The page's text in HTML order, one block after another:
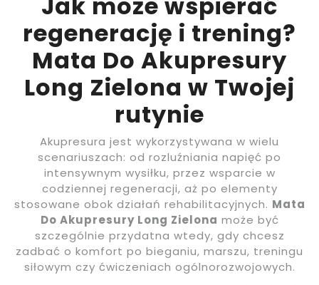
regenerację i trening?
Mata Do Akupresury
Long Zielona w Twojej
rutynie
Akupresura jest wykorzystywana w wielu
scenariuszach: od rozluźniania napięć po
intensywnym wysiłku, przez wsparcie w
codziennej regeneracji, aż po elementy
stosowane obok działań rehabilitacyjnych. Mata
Do Akupresury Long Zielona może być
szczególnie przydatna wtedy, gdy chcesz
zadbać o komfort po bieganiu, marszu, treningu
siłowym czy ćwiczeniach ogólnorozwojowych.